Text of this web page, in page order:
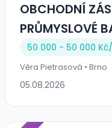
OBCHODNÍ
PRŮMYSLOVÉ
50 000 - 50 000 Kč/
Věra Pietrasová • Brno
05.08.2026